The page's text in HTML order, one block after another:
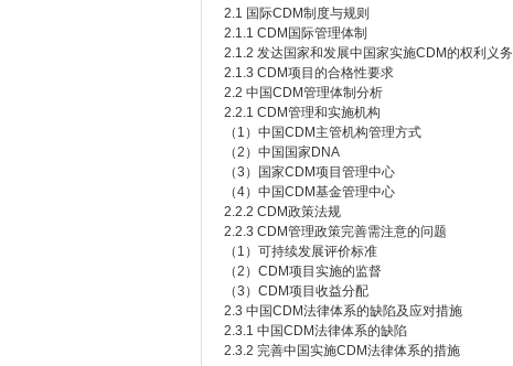
2.1 国际CDM制度与规则
2.1.1 CDM国际管理体制
2.1.2 发达国家和发展中国家实施CDM的权利义务
2.1.3 CDM项目的合格性要求
2.2 中国CDM管理体制分析
2.2.1 CDM管理和实施机构
（1）中国CDM主管机构管理方式
（2）中国国家DNA
（3）国家CDM项目管理中心
（4）中国CDM基金管理中心
2.2.2 CDM政策法规
2.2.3 CDM管理政策完善需注意的问题
（1）可持续发展评价标准
（2）CDM项目实施的监督
（3）CDM项目收益分配
2.3 中国CDM法律体系的缺陷及应对措施
2.3.1 中国CDM法律体系的缺陷
2.3.2 完善中国实施CDM法律体系的措施